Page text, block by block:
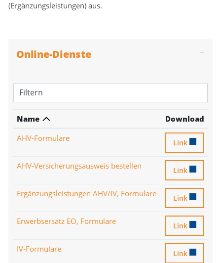
(Ergänzungsleistungen) aus.
Online-Dienste
Filtern
Name
Download
AHV-Formulare
AHV-
Link
AHV-Versicherungsausweis bestellen AHV-
Link
Ergänzungsleistungen AHV/IV, Formulare Link
Erwerbsersatz EO, Formulare Link
IV-Formulare IV-Formulare
Link